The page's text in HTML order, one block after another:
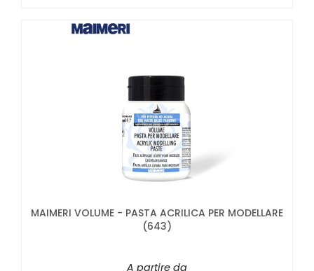
MAIMERI VOLUME - PASTA ACRILICA PER MODELLARE
(643)
A partire da